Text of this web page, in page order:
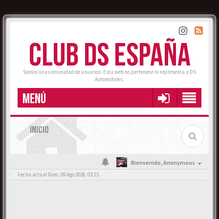
CLUB DS ESPAÑA
Somos una comunidad de usuarios. Esta web no pertenece ni representa a DS
Automobiles.
MENÚ
INICIO
Bienvenido,Anonymous
Fecha actual Dom, 09 Ago 2026, 03:15